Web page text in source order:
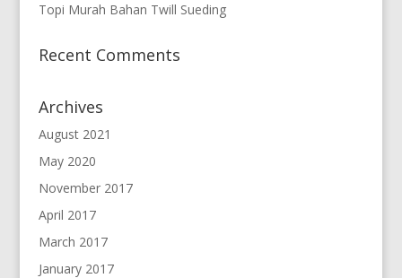
Topi Murah Bahan Twill Sueding
Recent Comments
Archives
August 2021
May 2020
November 2017
April 2017
March 2017
January 2017